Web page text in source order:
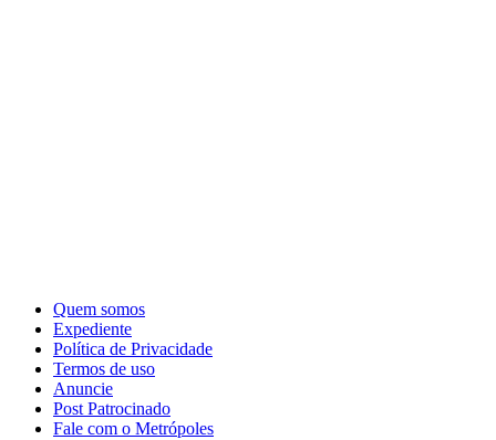
Quem somos
Expediente
Política de Privacidade
Termos de uso
Anuncie
Post Patrocinado
Fale com o Metrópoles